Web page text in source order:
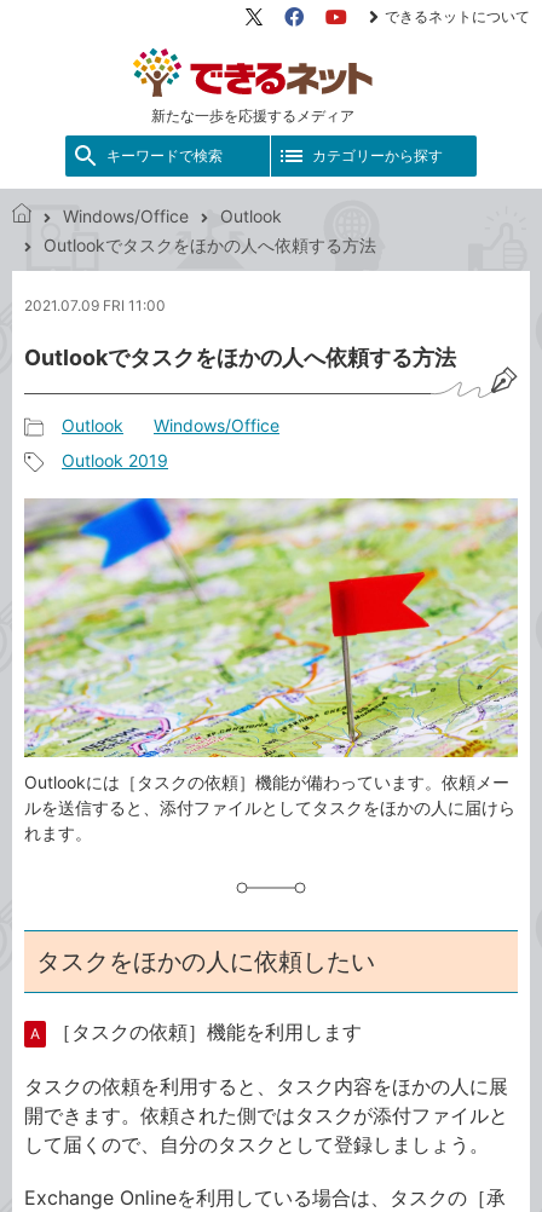
新たな一歩を応援するメディア
X（旧
FacebookYouTube
できるネットについて
キーワードで検索 カテゴリーから探す
で
ネ
ト
Windows/Office
Outlook
Outlookでタスクをほかの人へ依頼する方法
2021.07.09 FRI 11:00
Outlookでタスクをほかの人へ依頼する方法
事
カ
テ
ゴ
リ
Outlook Windows/Office
事
タ
グ
Outlook 2019
Outlookには［タスクの依頼］機能が備わっています。依頼メー
ルを送信すると、添付ファイルとしてタスクをほかの人に届けら
れます。
タスクをほかの人に依頼したい
A ［タスクの依頼］機能を利用します
タスクの依頼を利用すると、タスク内容をほかの人に展
開できます。依頼された側ではタスクが添付ファイルと
して届くので、自分のタスクとして登録しましょう。
Exchange Onlineを利用している場合は、タスクの［承